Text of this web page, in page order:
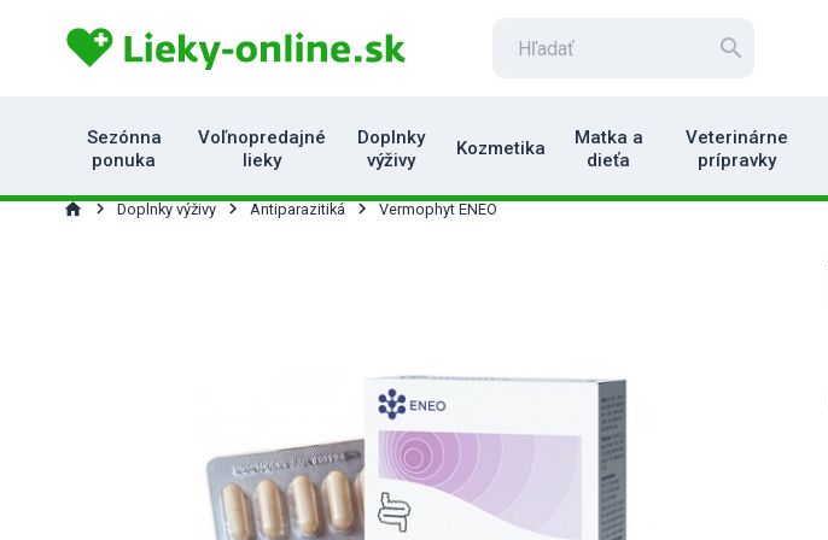
search
Sezónna
ponuka
Voľnopredajné
lieky
Doplnky
výživy
Kozmetika
Matka a
dieťa
Veterinárne
prípravky
home Doplnky výživy Antiparazitiká Vermophyt ENEO